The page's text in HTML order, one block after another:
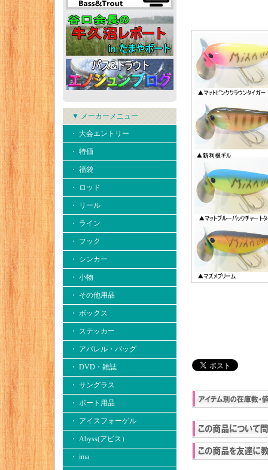
▼ メーカーメニュー
・ 大会エントリー
・ 特価
・ 福袋
・ ロッド
・ リール
・ ライン
・ フック
・ シンカー
・ 小物
・ その他用品
・ ボックス
・ ステッカー
・ アパレル・バッグ
・ DVD・雑誌
・ サングラス
・ ボート用品
・ アイスフォーゲル
・ Abyss(アビス）
・ ima